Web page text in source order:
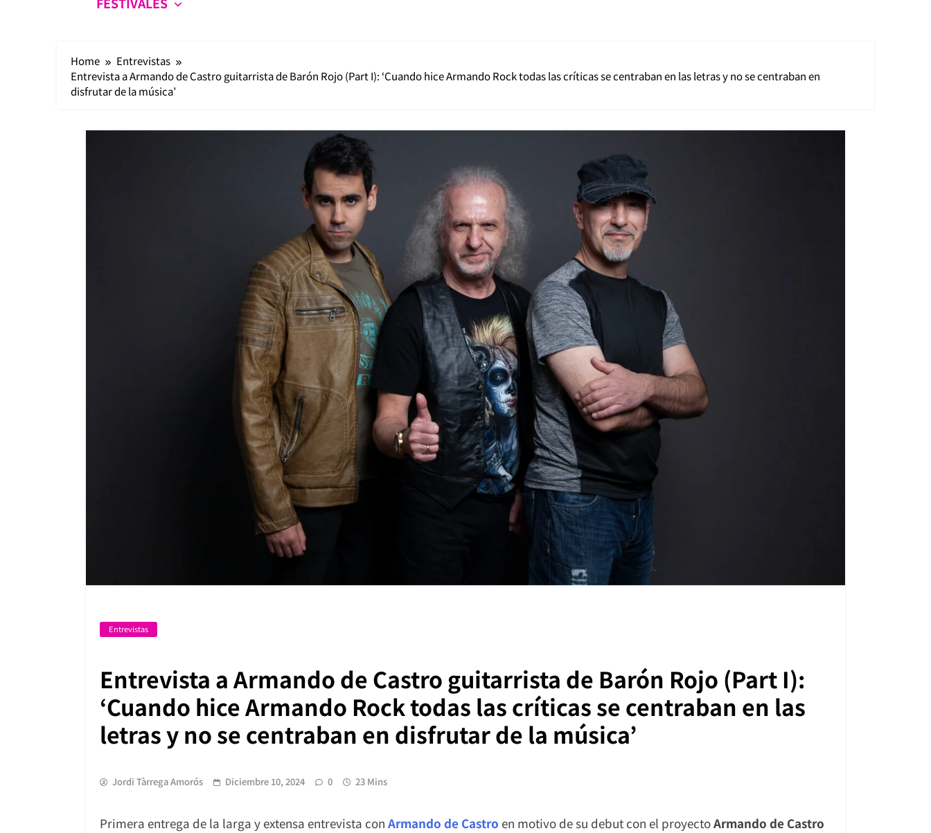
Home
Entrevistas
Entrevista a Armando de Castro guitarrista de Barón Rojo (Part I): ‘Cuando hice Armando Rock todas las críticas se centraban en las letras y no se centraban en
disfrutar de la música’
Entrevistas
Entrevista a Armando de Castro guitarrista de Barón Rojo (Part I):
‘Cuando hice Armando Rock todas las críticas se centraban en las
letras y no se centraban en disfrutar de la música’
Jordi Tàrrega Amorós Diciembre 10, 2024 0 23 Mins
Primera entrega de la larga y extensa entrevista con Armando de Castro en motivo de su debut con el proyectoArmando de Castro